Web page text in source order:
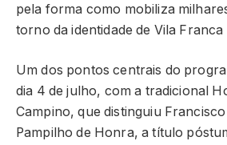
pela forma como mobiliza
torno da identidade de Vila Franca
Um dos pontos centrais do
dia 4 de julho, com a tradicional
Campino, que distinguiu
Pampilho de Honra, a título